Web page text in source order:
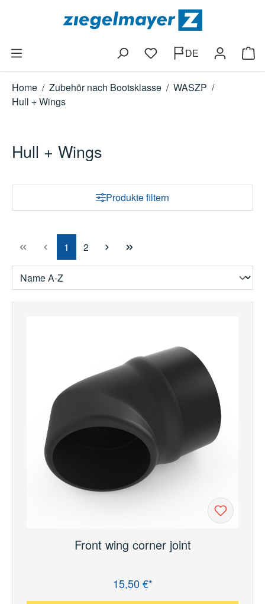
Zum Hauptinhalt springen
Du hast 0 Produkte auf
DE
Home / Zubehör nach Bootsklasse / WASZP /
Hull + Wings
Hull + Wings
Produkte filtern
Seite
1 Seite
2
Front wing corner joint
15,50 €*